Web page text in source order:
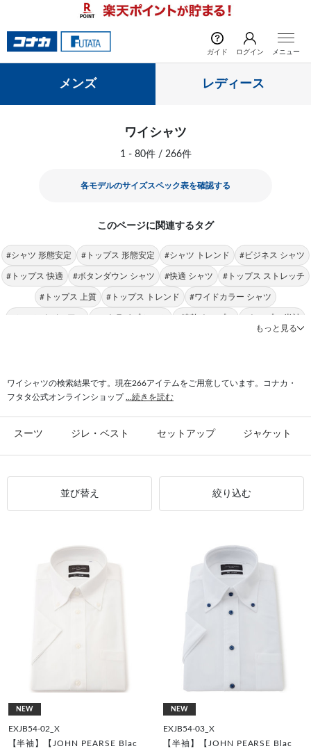
前の画像
ガイド ログイン メニュー
メンズ レディース
ワイシャツ
1 - 80件 / 266件
各モデルのサイズスペック表を確認する
このページに関連するタグ
#シャツ 形態安定 #トップス 形態安定 #シャツ トレンド #ビジネス シャツ
#トップス 快適 #ボタンダウン シャツ #快適 シャツ #トップス ストレッチ
#トップス 上質 #トップス トレンド #ワイドカラー シャツ
#シャツ カジュアル #ストライプ シャツ #速乾 トップス #トップス 半袖
もっと見る
ワイシャツの検索結果です。現在266アイテムをご用意しています。コナカ・
フタタ公式オンラインショップ
...続きを読む
スーツ ジレ・ベスト セットアップ ジャケット
並び替え 絞り込む
NEW
EXJB54-02_X
【半袖】【JOHN PEARSE Blac
NEW
EXJB54-03_X
【半袖】【JOHN PEARSE Blac